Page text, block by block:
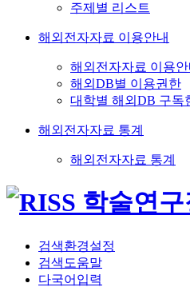
주제별 리스트
해외전자자료 이용안내
해외전자자료 이용안
해외DB별 이용권한
대학별 해외DB 구독
해외전자자료 통계
해외전자자료 통계
검색환경설정
검색도움말
다국어입력